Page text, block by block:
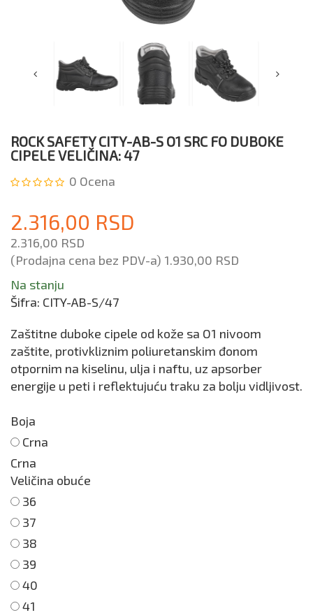
ROCK SAFETY CITY-AB-S O1 SRC FO DUBOKE
CIPELE VELIČINA: 47
0 Ocena
2.316,00 RSD
2.316,00 RSD
(Prodajna cena bez PDV-a) 1.930,00 RSD
Na stanju
Šifra: CITY-AB-S/47
Zaštitne duboke cipele od kože sa O1 nivoom
zaštite, protivkliznim poliuretanskim đonom
otpornim na kiselinu, ulja i naftu, uz apsorber
energije u peti i reflektujuću traku za bolju vidljivost.
Boja
Crna
Crna
Veličina obuće
36
37
38
39
40
41